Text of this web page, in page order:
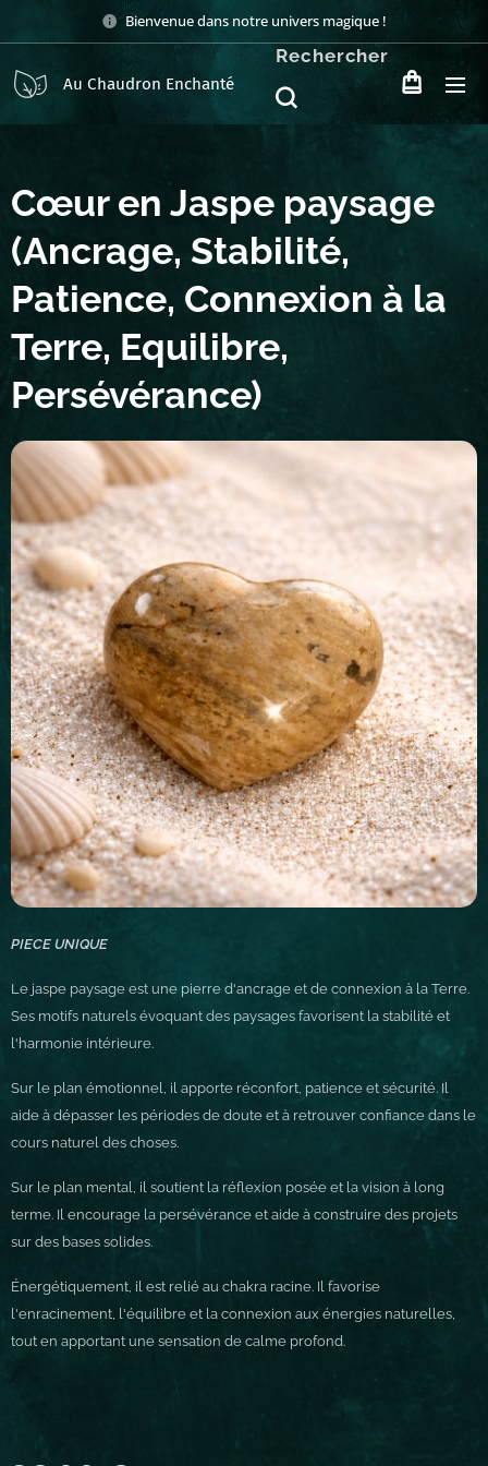
Bienvenue dans notre univers magique !
Au Chaudron Enchanté
Rechercher
Cœur en Jaspe paysage
(Ancrage, Stabilité,
Patience, Connexion à la
Terre, Equilibre,
Persévérance)
PIECE UNIQUE
Le jaspe paysage est une pierre d'ancrage et de connexion à la Terre.
Ses motifs naturels évoquant des paysages favorisent la stabilité et
l'harmonie intérieure.
Sur le plan émotionnel, il apporte réconfort, patience et sécurité. Il
aide à dépasser les périodes de doute et à retrouver confiance dans le
cours naturel des choses.
Sur le plan mental, il soutient la réflexion posée et la vision à long
terme. Il encourage la persévérance et aide à construire des projets
sur des bases solides.
Énergétiquement, il est relié au chakra racine. Il favorise
l'enracinement, l'équilibre et la connexion aux énergies naturelles,
tout en apportant une sensation de calme profond.